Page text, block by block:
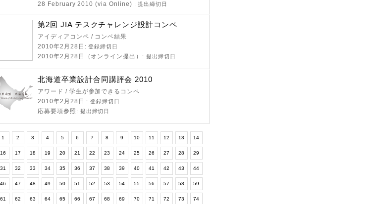
28 February 2010 (via Online) : 提出締切日
第2回 JIA テスクチャレンジ設計コンペ
アイディアコンペ / コンペ結果
2010年2月28日 : 登録締切日
2010年2月28日（オンライン提出） : 提出締切日
北海道卒業設計合同講評会 2010
アワード / 学生が参加できるコンペ
2010年2月28日
: 登録締切日
応募要項参照 : 提出締切日
1 2 3 4 5 6 7 8 9 10 11 12 13 14
16 17 18 19 20 21 22 23 24 25 26 27 28 29
31 32 33 34 35 36 37 38 39 40 41 42 43 44
46 47 48 49 50 51 52 53 54 55 56 57 58 59
61 62 63 64 65 66 67 68 69 70 71 72 73 74